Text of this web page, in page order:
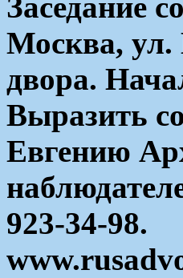
Заседание
Москва, ул.
двора.
Выразить
Евгению
923-34-98.